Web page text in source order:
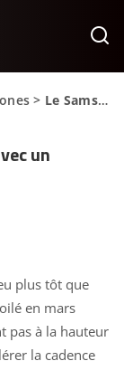
> Le Samsung Galaxy S5 en janvier avec un capteur d’empreintes ?
un
plus tôt que
en mars
pas à la hauteur
la cadence